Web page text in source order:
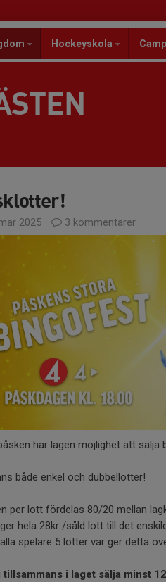
Hockeyskola
2025 3 kommentarer
har lagen möjlighet att
både enkel och dubbellotter!
per lott fördelas 80/20 mellan
hela 28kr /såld lott till det
spelare 5 lotter var ger detta
tillsammans i laget sälja minst